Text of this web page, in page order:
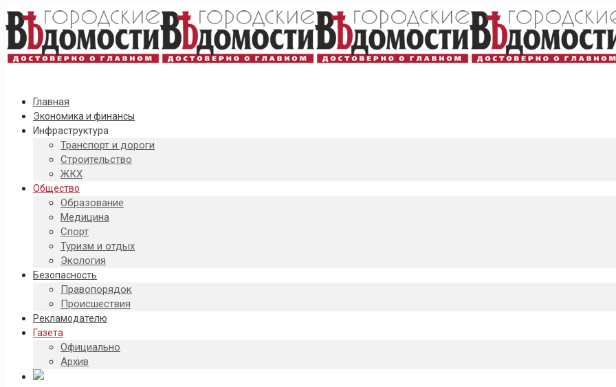
Главная
Экономика и финансы
Инфраструктура
Транспорт и дороги
Строительство
ЖКХ
Общество
Образование
Медицина
Спорт
Туризм и отдых
Экология
Безопасность
Правопорядок
Происшествия
Рекламодателю
Газета
Официально
Архив